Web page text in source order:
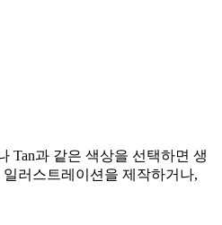
Tan과 같은 색상을 선택하면 생
러스트레이션을 제작하거나,